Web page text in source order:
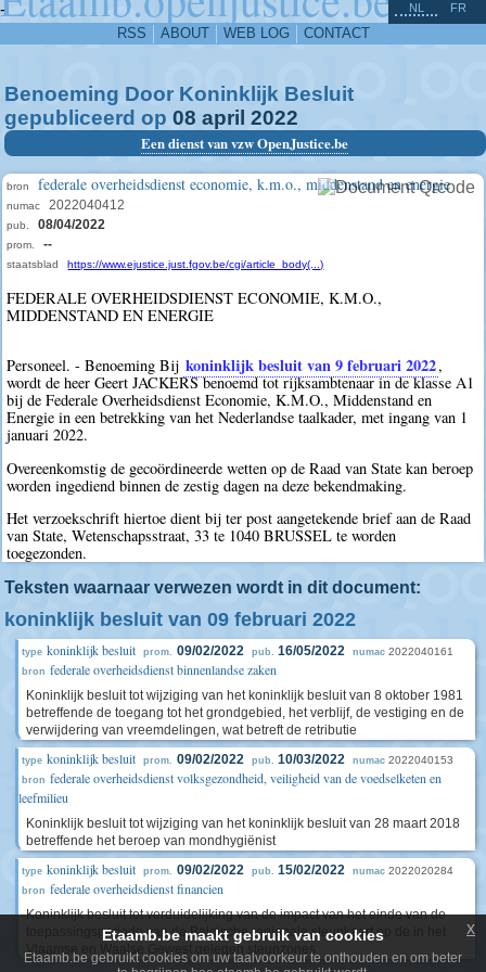
-
RSS ABOUT WEB LOG CONTACT
NL FR
Benoeming Door Koninklijk Besluit
gepubliceerd op 08 april 2022
Een dienst van vzw OpenJustice.be
bron federale overheidsdienst economie, k.m.o., middenstand en energie
numac 2022040412
pub. 08/04/2022
prom. --
staatsblad https://www.ejustice.just.fgov.be/cgi/article_body(...)
FEDERALE OVERHEIDSDIENST ECONOMIE, K.M.O.,
MIDDENSTAND EN ENERGIE
Personeel. - Benoeming Bij koninklijk besluit van 9 februari 2022,
wordt de heer Geert JACKERS benoemd tot rijksambtenaar in de klasse A1
bij de Federale Overheidsdienst Economie, K.M.O., Middenstand en
Energie in een betrekking van het Nederlandse taalkader, met ingang van 1
januari 2022.
Overeenkomstig de gecoördineerde wetten op de Raad van State kan beroep
worden ingediend binnen de zestig dagen na deze bekendmaking.
Het verzoekschrift hiertoe dient bij ter post aangetekende brief aan de Raad
van State, Wetenschapsstraat, 33 te 1040 BRUSSEL te worden
toegezonden.
Teksten waarnaar verwezen wordt in dit document:
koninklijk besluit van 09 februari 2022
type koninklijk besluit prom. 09/02/2022 pub. 16/05/2022 numac 2022040161
bron federale overheidsdienst binnenlandse zaken
Koninklijk besluit tot wijziging van het koninklijk besluit van 8 oktober 1981
betreffende de toegang tot het grondgebied, het verblijf, de vestiging en de
verwijdering van vreemdelingen, wat betreft de retributie
type koninklijk besluit prom. 09/02/2022 pub. 10/03/2022 numac 2022040153
bron federale overheidsdienst volksgezondheid, veiligheid van de voedselketen en
leefmilieu
Koninklijk besluit tot wijziging van het koninklijk besluit van 28 maart 2018
betreffende het beroep van mondhygiënist
type koninklijk besluit prom. 09/02/2022 pub. 15/02/2022 numac 2022020284
bron federale overheidsdienst financien
Koninklijk besluit tot verduidelijking van de impact van het einde van de
toepassingsperiode van de Belgische regionale steunkaart op de in het
Vlaamse en Waalse Gewest gelegen steunzones
^
Etaamb.be maakt gebruik van cookies
Etaamb.be gebruikt cookies om uw taalvoorkeur te onthouden en om beter
x